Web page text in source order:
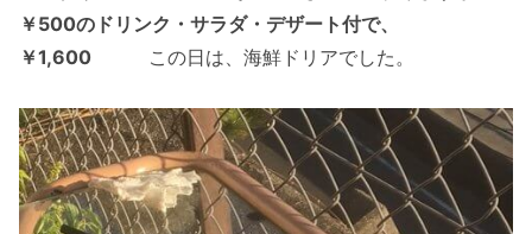
￥500のドリンク・サラダ・デザート付で、
￥1,600
この日は、海鮮ドリアでした。